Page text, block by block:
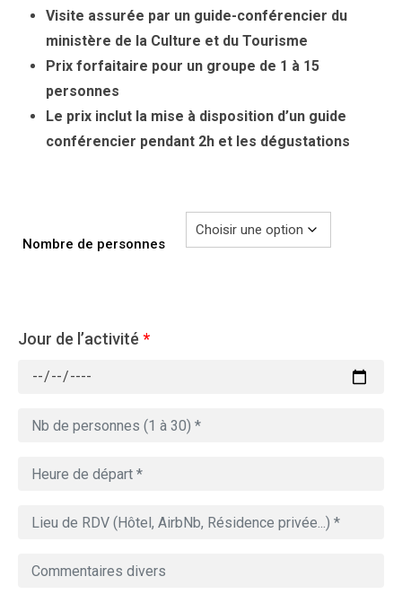
Visite assurée par un guide-conférencier du
ministère de la Culture et du Tourisme
Prix forfaitaire pour un groupe de 1 à 15
personnes
Le prix inclut la mise à disposition d’un guide
conférencier pendant 2h et les dégustations
Nombre de personnes
Jour de l’activité *